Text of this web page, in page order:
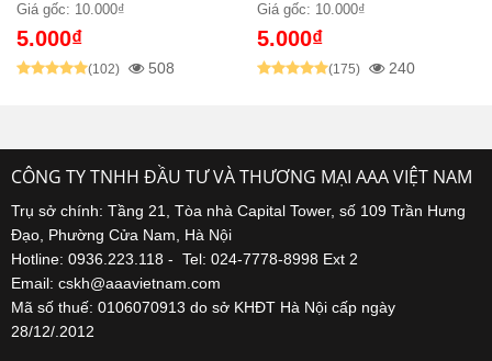
Giá gốc: 10.000₫
5.000₫
(102) 508
Giá gốc: 10.000₫
5.000₫
(175) 240
CÔNG TY TNHH ĐẦU TƯ VÀ THƯƠNG MẠI AAA VIỆT NAM
Trụ sở chính: Tầng 21, Tòa nhà Capital Tower, số 109 Trần Hưng
Đạo, Phường Cửa Nam, Hà Nội
Hotline: 0936.223.118 - Tel: 024-7778-8998 Ext 2
Email: cskh@aaavietnam.com
Mã số thuế: 0106070913 do sở KHĐT Hà Nội cấp ngày
28/12/.2012